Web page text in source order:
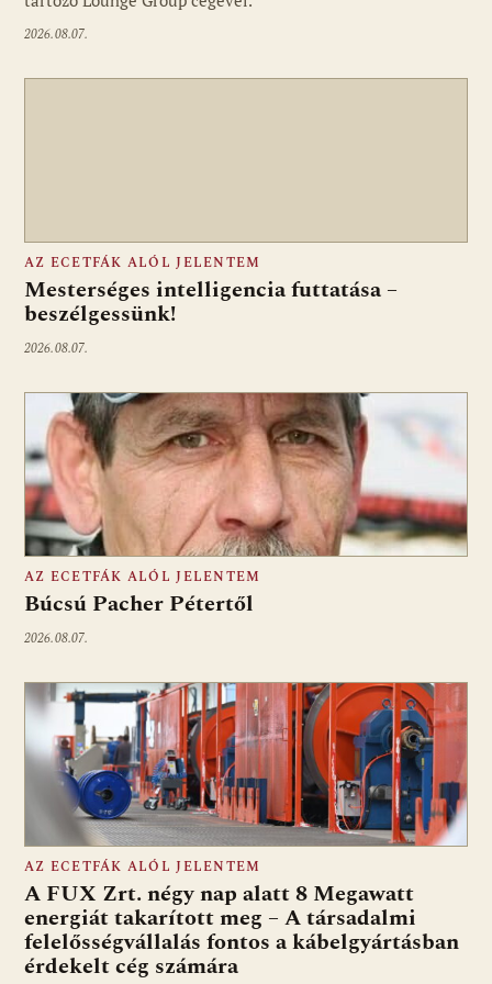
2026.08.07.
AZ ECETFÁK ALÓL JELENTEM
Mesterséges intelligencia futtatása –
beszélgessünk!
2026.08.07.
AZ ECETFÁK ALÓL JELENTEM
Búcsú Pacher Pétertől
2026.08.07.
AZ ECETFÁK ALÓL JELENTEM
A FUX Zrt. négy nap alatt 8 Megawatt
energiát takarított meg – A társadalmi
felelősségvállalás fontos a kábelgyártásban
érdekelt cég számára